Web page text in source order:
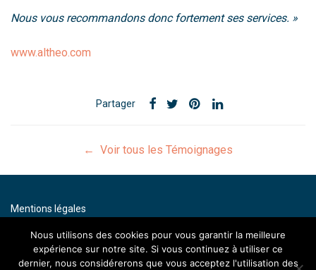
Nous vous recommandons donc fortement ses services. »
www.altheo.com
Partager
← Voir tous les Témoignages
Mentions légales
Contact
By artenium
Nous utilisons des cookies pour vous garantir la meilleure
expérience sur notre site. Si vous continuez à utiliser ce
dernier, nous considérerons que vous acceptez l'utilisation des